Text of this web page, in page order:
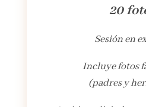
20
Sesión en
Incluye fotos
(padres y